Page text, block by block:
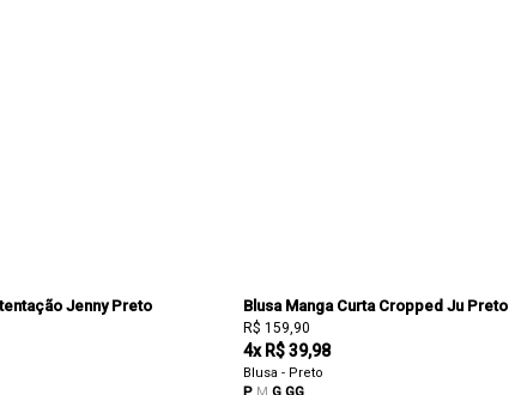
Jenny Preto Blusa Manga Curta Cropped Ju Preto
R$ 159,90
4x R$ 39,98
Blusa - Preto